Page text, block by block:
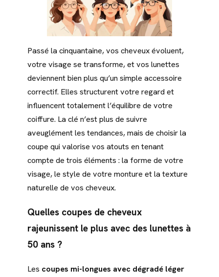
Passé la cinquantaine, vos cheveux évoluent,
votre visage se transforme, et vos lunettes
deviennent bien plus qu’un simple accessoire
correctif. Elles structurent votre regard et
influencent totalement l’équilibre de votre
coiffure. La clé n’est plus de suivre
aveuglément les tendances, mais de choisir la
coupe qui valorise vos atouts en tenant
compte de trois éléments : la forme de votre
visage, le style de votre monture et la texture
naturelle de vos cheveux.
Quelles coupes de cheveux
rajeunissent le plus avec des lunettes à
50 ans ?
Les coupes mi-longues avec dégradé léger